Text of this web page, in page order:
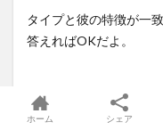
タイプと彼の特徴が一
答えればOKだよ。
さりげなくそ
ホーム シェア